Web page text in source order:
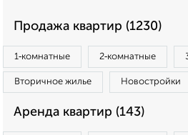
Продажа квартир (1230)
1‑комнатные 2‑комнатные
Вторичное жилье Новостройки
Аренда квартир (143)